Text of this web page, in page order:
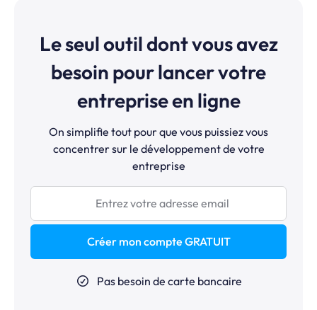
Le seul outil dont vous avez
besoin pour lancer votre
entreprise en ligne
On simplifie tout pour que vous puissiez vous
concentrer sur le développement de votre
entreprise
Créer mon compte GRATUIT
Pas besoin de carte bancaire